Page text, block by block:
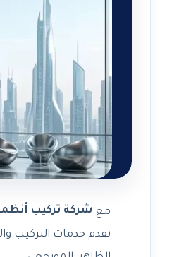
مع شركة تركيب
نقدم خدمات التركيب